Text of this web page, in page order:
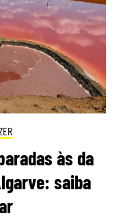
às da
saiba